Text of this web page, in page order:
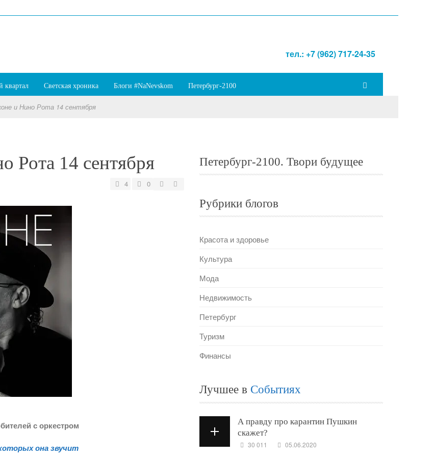
тел.: +7 (962) 717-24-35
квартал Светская хроника Блоги #NaNevskom Петербург-2100
и Нино Рота 14 сентября
Рота 14 сентября
4 0
с оркестром
она звучит
Петербург-2100. Твори будущее
Рубрики блогов
Красота и здоровье
Культура
Мода
Недвижимость
Петербург
Туризм
Финансы
Лучшее в Событиях
А правду про карантин Пушкин
скажет?
30 011 05.06.2020